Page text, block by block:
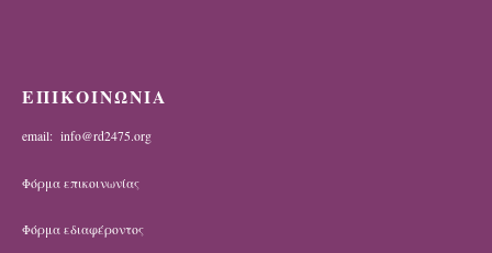
ΕΠΙΚΟΙΝΩΝΙΑ
email: info@rd2475.org
Φόρμα επικοινωνίας
Φόρμα εδιαφέροντος